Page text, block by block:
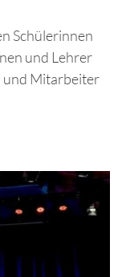
Schülerinnen
und Lehrer
und Mitarbeiter